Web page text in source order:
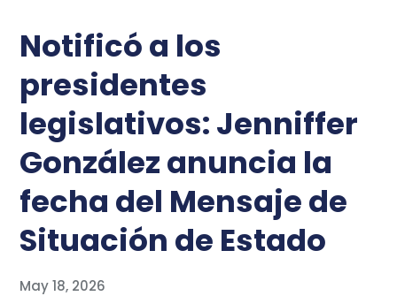
Notificó a los
presidentes
legislativos: Jenniffer
González anuncia la
fecha del Mensaje de
Situación de Estado
May 18, 2026